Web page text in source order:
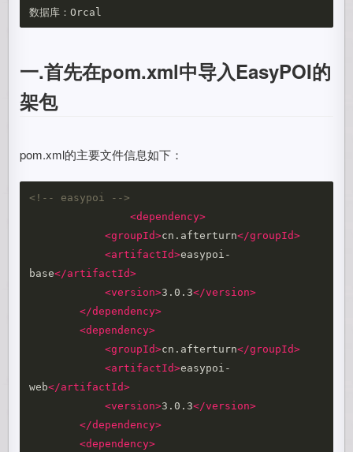
一.首先在pom.xml中导入EasyPOI的
架包
pom.xml的主要文件信息如下：
<!-- easypoi -->
<dependency>
<groupId>cn.afterturn</groupId>
<artifactId>easypoi-
base</artifactId>
<version>3.0.3</version>
</dependency>
<dependency>
<groupId>cn.afterturn</groupId>
<artifactId>easypoi-
web</artifactId>
<version>3.0.3</version>
</dependency>
<dependency>